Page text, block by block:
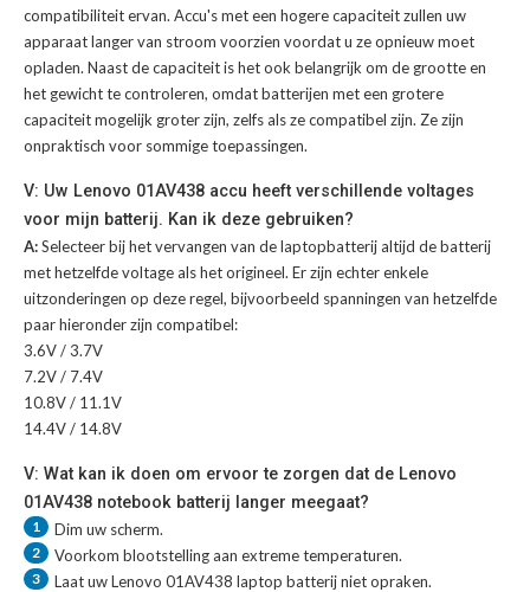
compatibiliteit ervan. Accu's met een hogere capaciteit zullen uw
apparaat langer van stroom voorzien voordat u ze opnieuw moet
opladen. Naast de capaciteit is het ook belangrijk om de grootte en
het gewicht te controleren, omdat batterijen met een grotere
capaciteit mogelijk groter zijn, zelfs als ze compatibel zijn. Ze zijn
onpraktisch voor sommige toepassingen.
V: Uw Lenovo 01AV438 accu heeft verschillende voltages
voor mijn batterij. Kan ik deze gebruiken?
A:Selecteer bij het vervangen van de laptopbatterij altijd de batterij
met hetzelfde voltage als het origineel. Er zijn echter enkele
uitzonderingen op deze regel, bijvoorbeeld spanningen van hetzelfde
paar hieronder zijn compatibel:
3.6V / 3.7V
7.2V / 7.4V
10.8V / 11.1V
14.4V / 14.8V
V: Wat kan ik doen om ervoor te zorgen dat de Lenovo
01AV438 notebook batterij langer meegaat?
1 Dim uw scherm.
2 Voorkom blootstelling aan extreme temperaturen.
3 Laat uwLenovo 01AV438 laptop batterijniet opraken.